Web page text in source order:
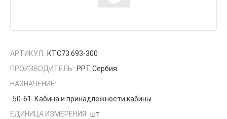
АРТИКУЛ: КТС73.693-300
ПРОИЗВОДИТЕЛЬ: РРТ Сербия
НАЗНАЧЕНИЕ:
50-61. Кабина и принадлежности кабины
ЕДИНИЦА ИЗМЕРЕНИЯ: шт